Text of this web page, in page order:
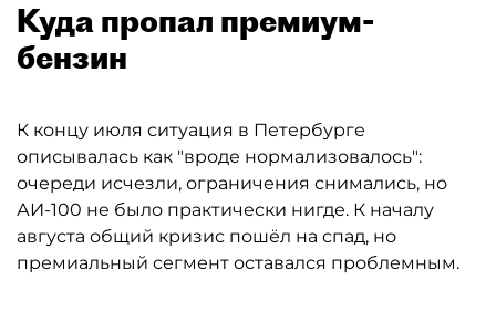
Куда пропал премиум-
бензин
К концу июля ситуация в Петербурге
описывалась как "вроде нормализовалось":
очереди исчезли, ограничения снимались, но
АИ-100 не было практически нигде. К началу
августа общий кризис пошёл на спад, но
премиальный сегмент оставался проблемным.